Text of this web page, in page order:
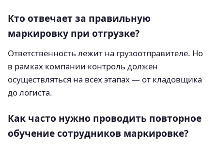
Кто отвечает за правильную
маркировку при отгрузке?
Ответственность лежит на грузоотправителе. Но
в рамках компании контроль должен
осуществляться на всех этапах — от кладовщика
до логиста.
Как часто нужно проводить повторное
обучение сотрудников маркировке?